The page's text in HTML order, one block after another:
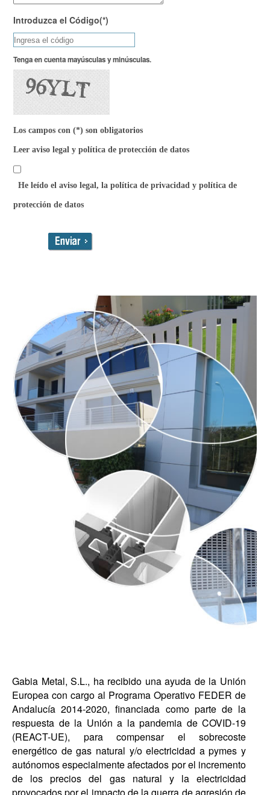
Introduzca el Código(*)
Tenga en cuenta mayúsculas y minúsculas.
Los campos con (*) son obligatorios
Leer aviso legal y política de protección de datos
He leído el aviso legal, la política de privacidad y política de
protección de datos
Gabia Metal, S.L., ha recibido una ayuda de la Unión
Europea con cargo al Programa Operativo FEDER de
Andalucía 2014-2020, financiada como parte de la
respuesta de la Unión a la pandemia de COVID-19
(REACT-UE), para compensar el sobrecoste
energético de gas natural y/o electricidad a pymes y
autónomos especialmente afectados por el incremento
de los precios del gas natural y la electricidad